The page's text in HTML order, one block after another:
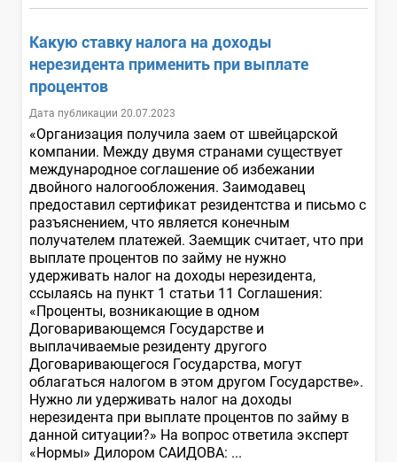
Какую ставку налога на доходы
нерезидента применить при выплате
процентов
Дата публикации 20.07.2023
«Организация получила заем от швейцарской
компании. Между двумя странами существует
международное соглашение об избежании
двойного налогообложения. Заимодавец
предоставил сертификат резидентства и письмо с
разъяснением, что является конечным
получателем платежей. Заемщик считает, что при
выплате процентов по займу не нужно
удерживать налог на доходы нерезидента,
ссылаясь на пункт 1 статьи 11 Соглашения:
«Проценты, возникающие в одном
Договаривающемся Государстве и
выплачиваемые резиденту другого
Договаривающегося Государства, могут
облагаться налогом в этом другом Государстве».
Нужно ли удерживать налог на доходы
нерезидента при выплате процентов по займу в
данной ситуации?» На вопрос ответила эксперт
«Нормы» Дилором САИДОВА: ...